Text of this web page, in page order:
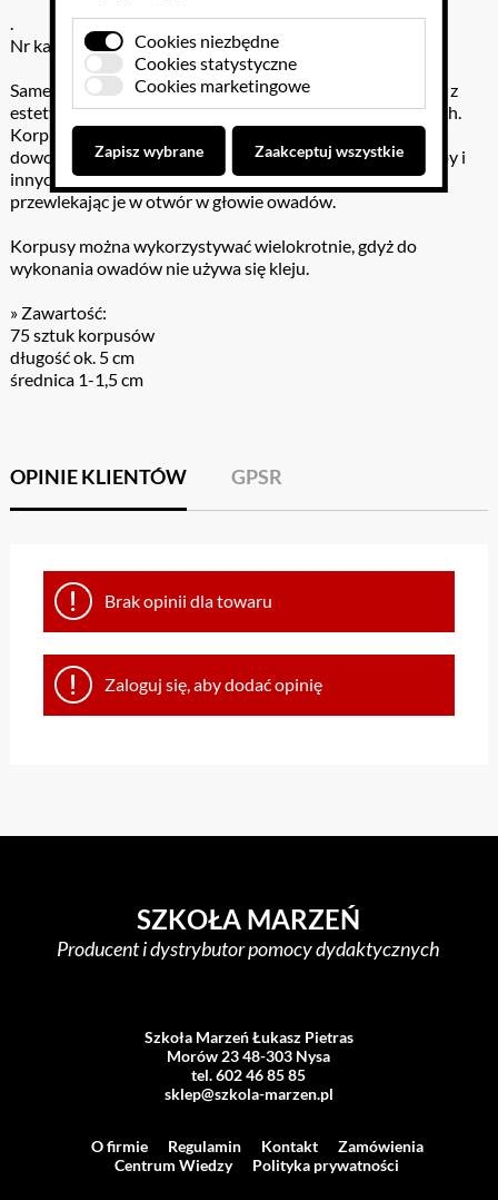
.
Nr katalogowy: 300-5201
Samemu wykreować świat kolorowych owadów! Korpusy z
estetycznego tworzywa w 4 różnych kształtach i 9 kolorach.
Korpusy posiadają nacięcia do przeciągnięcia skrzydełek z
dowolnego materiału: papieru transparentnego, folii, krepy i
innych. Czułki można wykonać z drucików kreatywnych,
przewlekając je w otwór w głowie owadów.
Korpusy można wykorzystywać wielokrotnie, gdyż do
wykonania owadów nie używa się kleju.
» Zawartość:
75 sztuk korpusów
długość ok. 5 cm
średnica 1-1,5 cm
OPINIE KLIENTÓW GPSR
Brak opinii dla towaru
Zaloguj się, aby dodać opinię
SZKOŁA MARZEŃ
Producent i dystrybutor pomocy dydaktycznych
Szkoła Marzeń Łukasz Pietras
Morów 23 48-303 Nysa
tel. 602 46 85 85
sklep@szkola-marzen.pl
O firmie Regulamin Kontakt
Zamówienia
Centrum Wiedzy
Polityka prywatności
Cookies niezbędne
Cookies statystyczne
Cookies marketingowe
Zapisz wybrane Zaakceptuj wszystkie